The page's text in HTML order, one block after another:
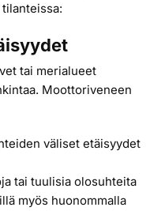
tai merialueet
Moottoriveneen
väliset etäisyydet
tai tuulisia olosuhteita
myös huonommalla